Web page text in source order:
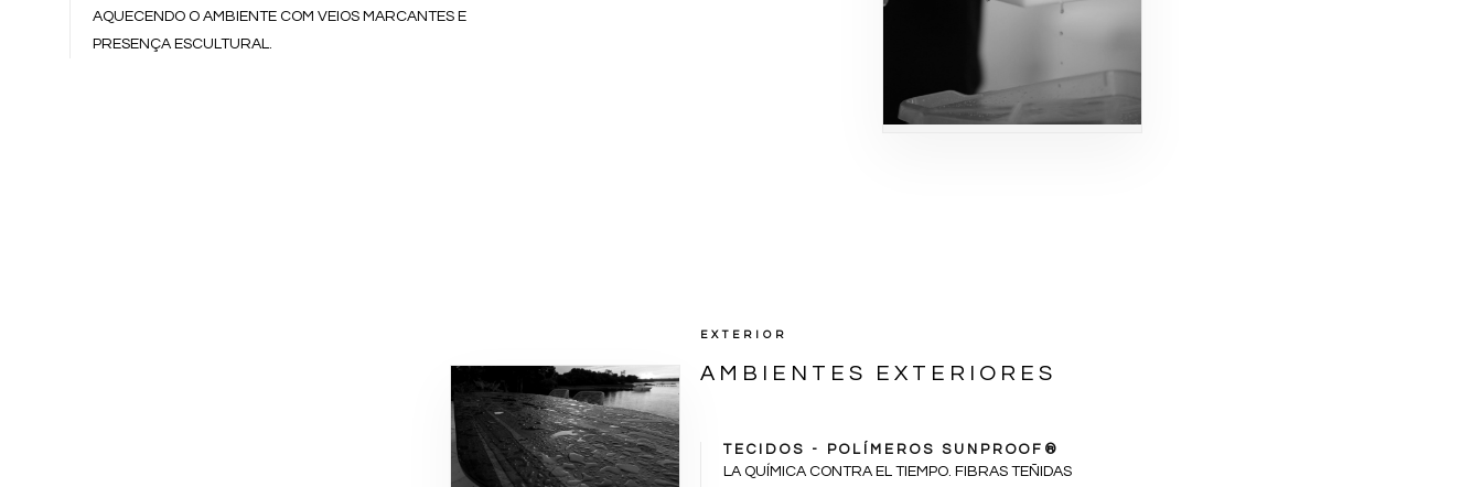
AQUECENDO O AMBIENTE COM VEIOS MARCANTES E
PRESENÇA ESCULTURAL.
EXTERIOR
AMBIENTES EXTERIORES
TECIDOS - POLÍMEROS SUNPROOF®
LA QUÍMICA CONTRA EL TIEMPO. FIBRAS TEÑIDAS